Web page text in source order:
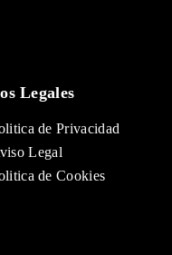
Legales
de Privacidad
Legal
de Cookies